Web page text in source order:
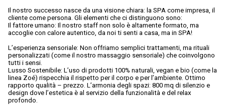
Il nostro successo nasce da una visione chiara: la SPA come impresa, il
cliente come persona. Gli elementi che ci distinguono sono:
Il fattore umano: Il nostro staff non solo è altamente formato, ma
accoglie con calore autentico, da noi ti senti a casa, ma in SPA!
L’esperienza sensoriale: Non offriamo semplici trattamenti, ma rituali
personalizzati (come il nostro massaggio sensoriale) che coinvolgono
tutti i sensi.
Lusso Sostenibile: L’uso di prodotti 100% naturali, vegan e bio (come la
linea Zoé) rispecchia il rispetto per il corpo e per l’ambiente. Ottimo
rapporto qualità – prezzo. L’armonia degli spazi: 800 mq di silenzio e
design dove l’estetica è al servizio della funzionalità e del relax
profondo.